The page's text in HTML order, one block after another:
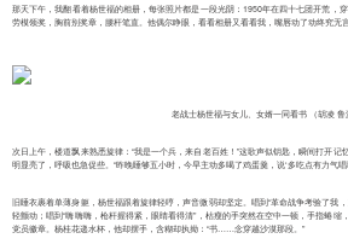
那天下午，我翻看着杨世福的相册，每张照片都是一段光阴：1950年在四十七团开荒，
劳模领奖，胸前别奖章，腰杆笔直。他偶尔睁眼，看看相册又看看我，嘴唇动了动终究无
老战士杨世福与女儿、女婿一同看书 （胡凌 鲁
次日上午，楼道飘来熟悉旋律：“我是一个兵，来自老百姓！”这歌声似钥匙，瞬间打开
明显亮了，呼吸也急促些。“昨晚睡够五小时，今早主动多喝了鸡蛋羹，说‘多吃点有力气唱
旧睡衣裹着单薄身躯，杨世福跟着旋律轻哼，声音微弱却坚定。唱到“革命战争考验了我
轻颤动；唱到“嗨嗨嗨，枪杆握得紧，眼睛看得清”，枯瘦的手突然在空中一顿，手指蜷
党员徽章。杨桂花递水杯，他却摆手，含糊却执拗：“书……念穿越沙漠那段。”